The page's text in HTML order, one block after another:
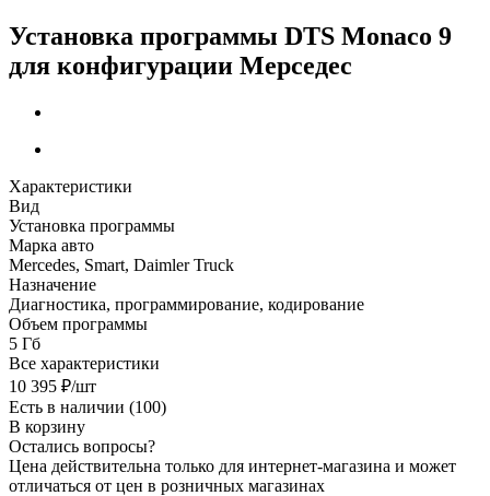
Установка программы DTS Monaco 9
для конфигурации Мерседес
Характеристики
Вид
Установка программы
Марка авто
Mercedes, Smart, Daimler Truck
Назначение
Диагностика, программирование, кодирование
Объем программы
5 Гб
Все характеристики
10 395 ₽/шт
Есть в наличии (100)
В корзину
Остались вопросы?
Цена действительна только для интернет-магазина и может
отличаться от цен в розничных магазинах